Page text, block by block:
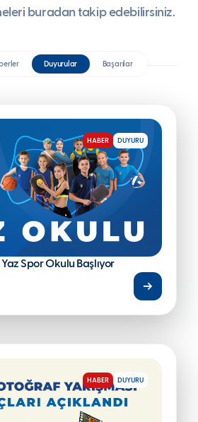
buradan takip edebilirsiniz.
Haberler Duyurular
HABER DUYURU
Yaz Spor Okulu Başlıyor
HABER DUYURU